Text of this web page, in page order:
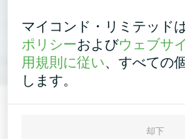
マイコンド・リミテッドは
ポリシーおよびウェブサ
用規則に従い、すべての
します。
却下